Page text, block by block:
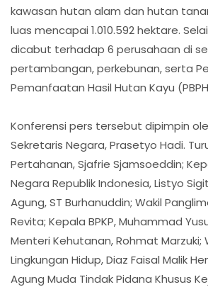
kawasan hutan alam dan hutan
luas mencapai 1.010.592 hektare.
dicabut terhadap 6 perusahaan di
pertambangan, perkebunan, serta
Pemanfaatan Hasil Hutan Kayu
Konferensi pers tersebut dipimpin
Sekretaris Negara, Prasetyo Hadi.
Pertahanan, Sjafrie Sjamsoeddin;
Negara Republik Indonesia, Listyo
Agung, ST Burhanuddin; Wakil
Revita; Kepala BPKP, Muhammad
Menteri Kehutanan, Rohmat Marzuki;
Lingkungan Hidup, Diaz Faisal Malik
Agung Muda Tindak Pidana Khusus